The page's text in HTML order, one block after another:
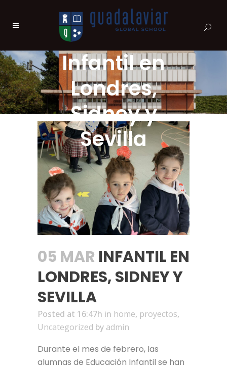
Infantil en
Londres,
Sidney y
Sevilla
05 MAR INFANTIL EN
LONDRES, SIDNEY Y
SEVILLA
Posted at 16:47h in home, proyectos,
Uncategorized by admin
Durante el mes de febrero, las
alumnas de Educación Infantil se han